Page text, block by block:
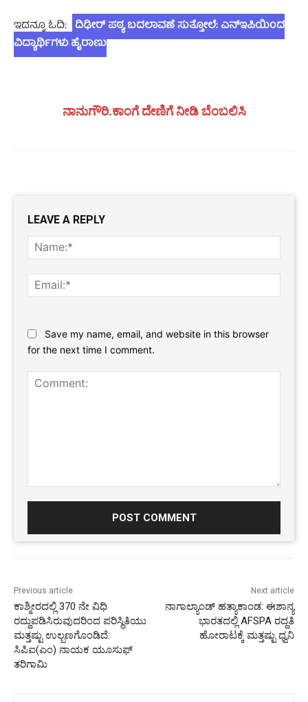
ಇದನ್ನೂ ಓದಿ: ದಿಢೀರ್‌ ಪಠ್ಯ ಬದಲಾವಣೆ ಸುತ್ತೋಲೆ: ಎನ್‌ಇಪಿಯಿಂದ
ವಿದ್ಯಾರ್ಥಿಗಳು ಹೈರಾಣು
ನಾನುಗೌರಿ.ಕಾಂಗೆ ದೇಣಿಗೆ ನೀಡಿ ಬೆಂಬಲಿಸಿ
LEAVE A REPLY
Save my name, email, and website in this browser
for the next time I comment.
Previous article
ಕಾಶ್ಮೀರದಲ್ಲಿ 370 ನೇ ವಿಧಿ
ರದ್ದುಪಡಿಸಿರುವುದರಿಂದ ಪರಿಸ್ಥಿತಿಯು
ಮತ್ತಷ್ಟು ಉಲ್ಬಣಗೊಂಡಿದೆ:
ಸಿಪಿಐ(ಎಂ) ನಾಯಕ ಯೂಸುಫ್
ತರಿಗಾಮಿ
Next article
ನಾಗಾಲ್ಯಾಂಡ್ ಹತ್ಯಾಕಾಂಡ: ಈಶಾನ್ಯ
ಭಾರತದಲ್ಲಿ AFSPA ರದ್ದತಿ
ಹೋರಾಟಕ್ಕೆ ಮತ್ತಷ್ಟು ಧ್ವನಿ